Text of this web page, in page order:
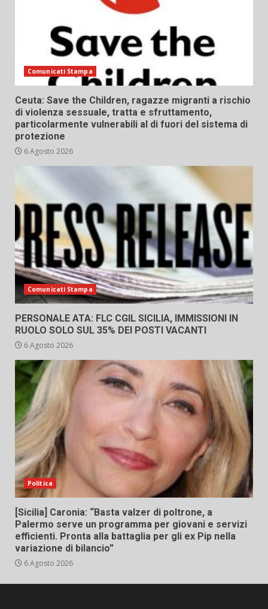
Comunicati Stampa
Ceuta: Save the Children, ragazze migranti a rischio
di violenza sessuale, tratta e sfruttamento,
particolarmente vulnerabili al di fuori del sistema di
protezione
6 Agosto 2026
Comunicati Stampa
PERSONALE ATA: FLC CGIL SICILIA, IMMISSIONI IN
RUOLO SOLO SUL 35% DEI POSTI VACANTI
6 Agosto 2026
Politica
[Sicilia] Caronia: “Basta valzer di poltrone, a
Palermo serve un programma per giovani e servizi
efficienti. Pronta alla battaglia per gli ex Pip nella
variazione di bilancio”
6 Agosto 2026